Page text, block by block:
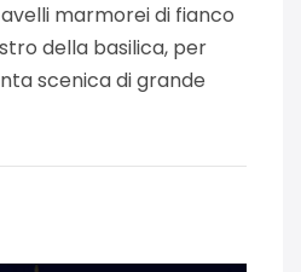
marmorei di fianco
della basilica, per
scenica di grande